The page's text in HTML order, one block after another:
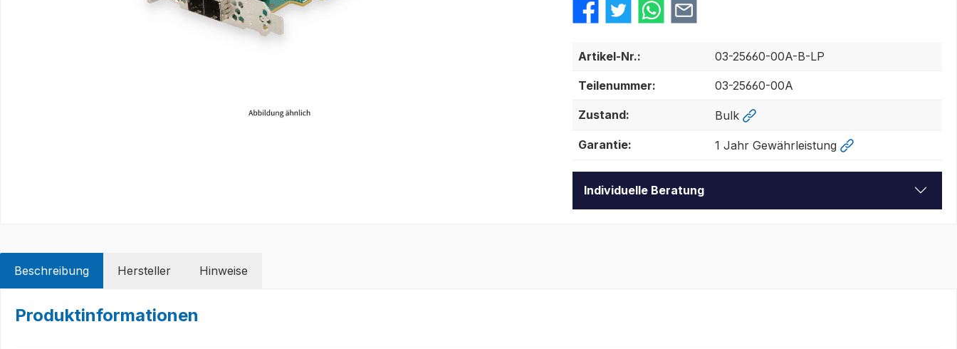
Artikel-Nr.: 03-25660-00A-B-LP
Teilenummer: 03-25660-00A
Zustand: Bulk
Garantie: 1 Jahr Gewährleistung
Individuelle Beratung
Beschreibung Hersteller Hinweise
Produktinformationen